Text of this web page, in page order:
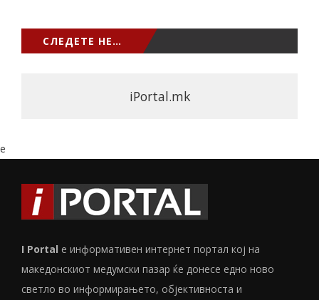
СЛЕДЕТЕ НЕ…
iPortal.mk
e
I Portal е информативен интернет портал кој на
македонскиот медумски пазар ќе донесе едно ново
светло во информирањето, објективноста и